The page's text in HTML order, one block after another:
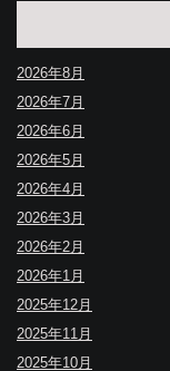
2026年8月
2026年7月
2026年6月
2026年5月
2026年4月
2026年3月
2026年2月
2026年1月
2025年12月
2025年11月
2025年10月